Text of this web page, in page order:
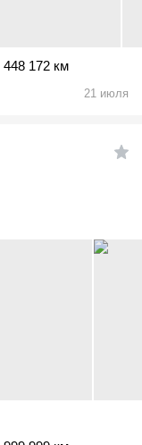
448 172 км
21 июля